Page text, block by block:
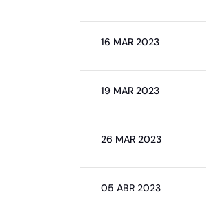
16 MAR 2023
19 MAR 2023
26 MAR 2023
05 ABR 2023